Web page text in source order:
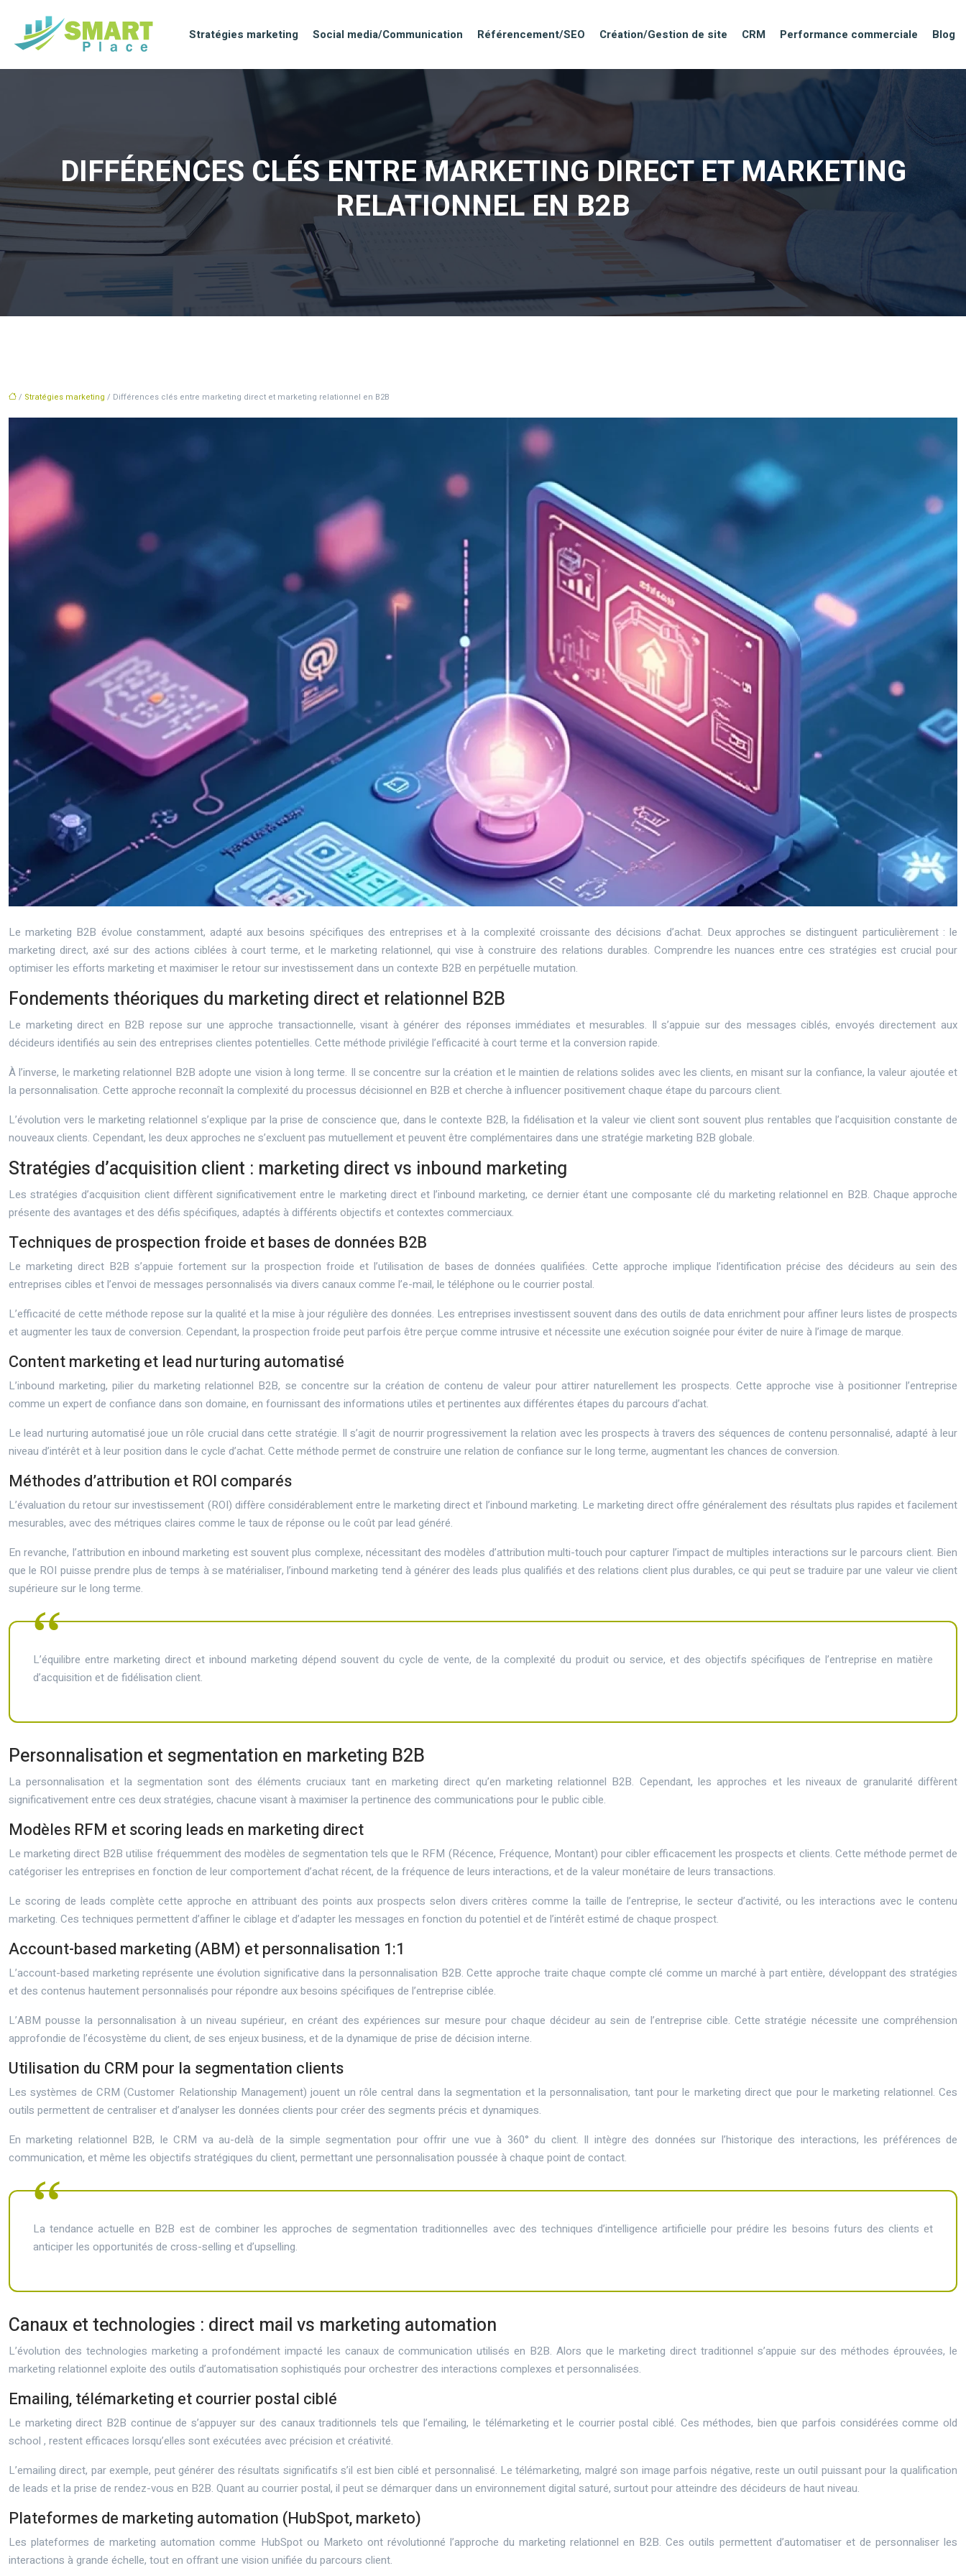
Stratégies marketing Social media/Communication Référencement/SEO Création/Gestion de site CRM Performance commerciale Blog
DIFFÉRENCES CLÉS ENTRE MARKETING DIRECT ET MARKETING
RELATIONNEL EN B2B
/ Stratégies marketing / Différences clés entre marketing direct et marketing relationnel en B2B
Le marketing B2B évolue constamment, adapté aux besoins spécifiques des entreprises et à la complexité croissante des décisions d’achat. Deux approches se distinguent particulièrement : le
marketing direct, axé sur des actions ciblées à court terme, et le marketing relationnel, qui vise à construire des relations durables. Comprendre les nuances entre ces stratégies est crucial pour
optimiser les efforts marketing et maximiser le retour sur investissement dans un contexte B2B en perpétuelle mutation.
Fondements théoriques du marketing direct et relationnel B2B
Le marketing direct en B2B repose sur une approche transactionnelle, visant à générer des réponses immédiates et mesurables. Il s’appuie sur des messages ciblés, envoyés directement aux
décideurs identifiés au sein des entreprises clientes potentielles. Cette méthode privilégie l’efficacité à court terme et la conversion rapide.
À l’inverse, le marketing relationnel B2B adopte une vision à long terme. Il se concentre sur la création et le maintien de relations solides avec les clients, en misant sur la confiance, la valeur ajoutée et
la personnalisation. Cette approche reconnaît la complexité du processus décisionnel en B2B et cherche à influencer positivement chaque étape du parcours client.
L’évolution vers le marketing relationnel s’explique par la prise de conscience que, dans le contexte B2B, la fidélisation et la valeur vie client sont souvent plus rentables que l’acquisition constante de
nouveaux clients. Cependant, les deux approches ne s’excluent pas mutuellement et peuvent être complémentaires dans une stratégie marketing B2B globale.
Stratégies d’acquisition client : marketing direct vs inbound marketing
Les stratégies d’acquisition client diffèrent significativement entre le marketing direct et l’inbound marketing, ce dernier étant une composante clé du marketing relationnel en B2B. Chaque approche
présente des avantages et des défis spécifiques, adaptés à différents objectifs et contextes commerciaux.
Techniques de prospection froide et bases de données B2B
Le marketing direct B2B s’appuie fortement sur la prospection froide et l’utilisation de bases de données qualifiées. Cette approche implique l’identification précise des décideurs au sein des
entreprises cibles et l’envoi de messages personnalisés via divers canaux comme l’e-mail, le téléphone ou le courrier postal.
L’efficacité de cette méthode repose sur la qualité et la mise à jour régulière des données. Les entreprises investissent souvent dans des outils de data enrichmentpour affiner leurs listes de prospects
et augmenter les taux de conversion. Cependant, la prospection froide peut parfois être perçue comme intrusive et nécessite une exécution soignée pour éviter de nuire à l’image de marque.
Content marketing et lead nurturing automatisé
L’inbound marketing, pilier du marketing relationnel B2B, se concentre sur la création de contenu de valeur pour attirer naturellement les prospects. Cette approche vise à positionner l’entreprise
comme un expert de confiance dans son domaine, en fournissant des informations utiles et pertinentes aux différentes étapes du parcours d’achat.
Le lead nurturing automatisé joue un rôle crucial dans cette stratégie. Il s’agit de nourrir progressivement la relation avec les prospects à travers des séquences de contenu personnalisé, adapté à leur
niveau d’intérêt et à leur position dans le cycle d’achat. Cette méthode permet de construire une relation de confiance sur le long terme, augmentant les chances de conversion.
Méthodes d’attribution et ROI comparés
L’évaluation du retour sur investissement (ROI) diffère considérablement entre le marketing direct et l’inbound marketing. Le marketing direct offre généralement des résultats plus rapides et facilement
mesurables, avec des métriques claires comme le taux de réponse ou le coût par lead généré.
En revanche, l’attribution en inbound marketing est souvent plus complexe, nécessitant des modèles d’attribution multi-touch pour capturer l’impact de multiples interactions sur le parcours client. Bien
que le ROI puisse prendre plus de temps à se matérialiser, l’inbound marketing tend à générer des leads plus qualifiés et des relations client plus durables, ce qui peut se traduire par une valeur vie client
supérieure sur le long terme.
L’équilibre entre marketing direct et inbound marketing dépend souvent du cycle de vente, de la complexité du produit ou service, et des objectifs spécifiques de l’entreprise en matière
d’acquisition et de fidélisation client.
Personnalisation et segmentation en marketing B2B
La personnalisation et la segmentation sont des éléments cruciaux tant en marketing direct qu’en marketing relationnel B2B. Cependant, les approches et les niveaux de granularité diffèrent
significativement entre ces deux stratégies, chacune visant à maximiser la pertinence des communications pour le public cible.
Modèles RFM et scoring leads en marketing direct
Le marketing direct B2B utilise fréquemment des modèles de segmentation tels que le RFM (Récence, Fréquence, Montant) pour cibler efficacement les prospects et clients. Cette méthode permet de
catégoriser les entreprises en fonction de leur comportement d’achat récent, de la fréquence de leurs interactions, et de la valeur monétaire de leurs transactions.
Le scoring de leads complète cette approche en attribuant des points aux prospects selon divers critères comme la taille de l’entreprise, le secteur d’activité, ou les interactions avec le contenu
marketing. Ces techniques permettent d’affiner le ciblage et d’adapter les messages en fonction du potentiel et de l’intérêt estimé de chaque prospect.
Account-based marketing (ABM) et personnalisation 1:1
L’account-based marketing représente une évolution significative dans la personnalisation B2B. Cette approche traite chaque compte clé comme un marché à part entière, développant des stratégies
et des contenus hautement personnalisés pour répondre aux besoins spécifiques de l’entreprise ciblée.
L’ABM pousse la personnalisation à un niveau supérieur, en créant des expériences sur mesure pour chaque décideur au sein de l’entreprise cible. Cette stratégie nécessite une compréhension
approfondie de l’écosystème du client, de ses enjeux business, et de la dynamique de prise de décision interne.
Utilisation du CRM pour la segmentation clients
Les systèmes de CRM (Customer Relationship Management) jouent un rôle central dans la segmentation et la personnalisation, tant pour le marketing direct que pour le marketing relationnel. Ces
outils permettent de centraliser et d’analyser les données clients pour créer des segments précis et dynamiques.
En marketing relationnel B2B, le CRM va au-delà de la simple segmentation pour offrir une vue à 360° du client. Il intègre des données sur l’historique des interactions, les préférences de
communication, et même les objectifs stratégiques du client, permettant une personnalisation poussée à chaque point de contact.
La tendance actuelle en B2B est de combiner les approches de segmentation traditionnelles avec des techniques d’intelligence artificielle pour prédire les besoins futurs des clients et
anticiper les opportunités de cross-selling et d’upselling.
Canaux et technologies : direct mail vs marketing automation
L’évolution des technologies marketing a profondément impacté les canaux de communication utilisés en B2B. Alors que le marketing direct traditionnel s’appuie sur des méthodes éprouvées, le
marketing relationnel exploite des outils d’automatisation sophistiqués pour orchestrer des interactions complexes et personnalisées.
Emailing, télémarketing et courrier postal ciblé
Le marketing direct B2B continue de s’appuyer sur des canaux traditionnels tels que l’emailing, le télémarketing et le courrier postal ciblé. Ces méthodes, bien que parfois considérées comme old
school , restent efficaces lorsqu’elles sont exécutées avec précision et créativité.
L’emailing direct, par exemple, peut générer des résultats significatifs s’il est bien ciblé et personnalisé. Le télémarketing, malgré son image parfois négative, reste un outil puissant pour la qualification
de leads et la prise de rendez-vous en B2B. Quant au courrier postal, il peut se démarquer dans un environnement digital saturé, surtout pour atteindre des décideurs de haut niveau.
Plateformes de marketing automation (HubSpot, marketo)
Les plateformes de marketing automation comme HubSpot ou Marketo ont révolutionné l’approche du marketing relationnel en B2B. Ces outils permettent d’automatiser et de personnaliser les
interactions à grande échelle, tout en offrant une vision unifiée du parcours client.